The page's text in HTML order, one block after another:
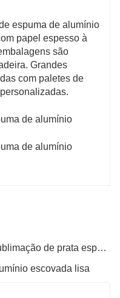
espuma de alumínio
papel espesso à
são
Grandes
com paletes de
anterior : Folha de alumínio de sublimação de prata espelhada
escovada lisa